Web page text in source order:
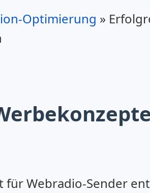
Optimierung »
Webradio-Sender